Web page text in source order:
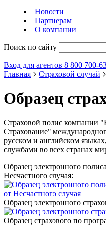
Новости
Партнерам
О компании
Поиск по сайту
Вход для агентов 8 800 700-
Главная
Страховой случай
Образец
Страховой полис компании
Страхование"
русском и английском
службами во всех странах
Образец электронного
Несчастного случая:
Образец электронного
Образец страхового по